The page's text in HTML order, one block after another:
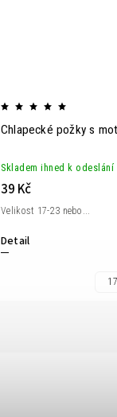
Chlapecké požky s
Skladem ihned k odeslání
39 Kč
Detail
Velikost 17-23 nebo...